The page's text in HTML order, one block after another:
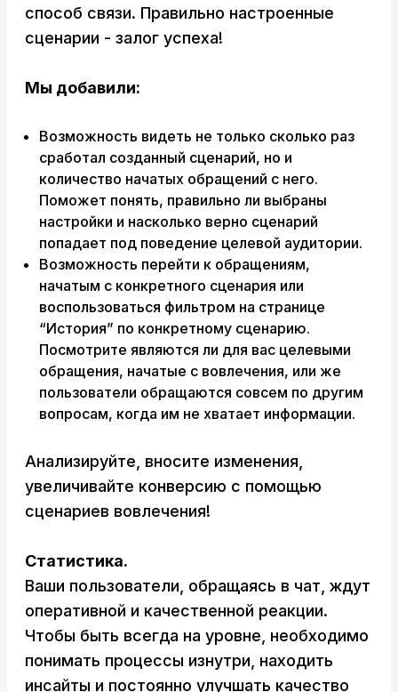
способ связи. Правильно настроенные
сценарии - залог успеха!
Мы добавили:
Возможность видеть не только сколько раз
сработал созданный сценарий, но и
количество начатых обращений с него.
Поможет понять, правильно ли выбраны
настройки и насколько верно сценарий
попадает под поведение целевой аудитории.
Возможность перейти к обращениям,
начатым с конкретного сценария или
воспользоваться фильтром на странице
“История” по конкретному сценарию.
Посмотрите являются ли для вас целевыми
обращения, начатые с вовлечения, или же
пользователи обращаются совсем по другим
вопросам, когда им не хватает информации.
Анализируйте, вносите изменения,
увеличивайте конверсию с помощью
сценариев вовлечения!
Статистика.
Ваши пользователи, обращаясь в чат, ждут
оперативной и качественной реакции.
Чтобы быть всегда на уровне, необходимо
понимать процессы изнутри, находить
инсайты и постоянно улучшать качество